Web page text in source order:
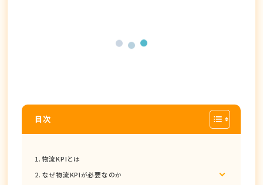
目次
物流KPIとは
なぜ物流KPIが必要なのか